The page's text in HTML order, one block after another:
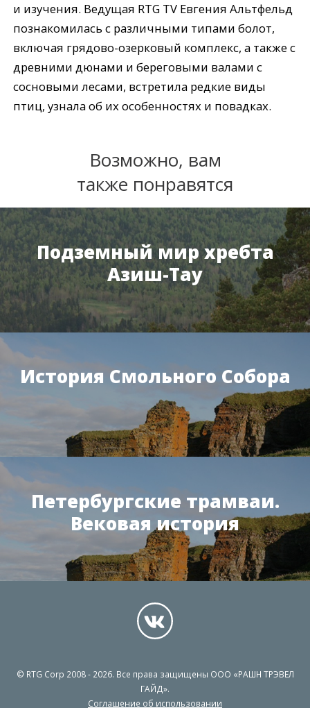
и изучения. Ведущая RTG TV Евгения Альтфельд
познакомилась с различными типами болот,
включая грядово-озерковый комплекс, а также с
древними дюнами и береговыми валами с
сосновыми лесами, встретила редкие виды
птиц, узнала об их особенностях и повадках.
Возможно, вам
также понравятся
Подземный мир хребта
Азиш-Тау
История Смольного Собора
Петербургские трамваи.
Вековая история
© RTG Corp 2008 - 2026. Все права защищены ООО «РАШН ТРЭВЕЛ
ГАЙД».
Соглашение об использовании